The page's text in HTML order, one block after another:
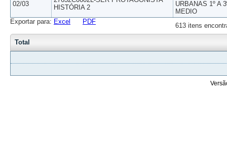
02/03
HISTÓRIA 2
URBANAS 1º A
MEDIO
613 itens
Exportar para: Excel PDF
Total